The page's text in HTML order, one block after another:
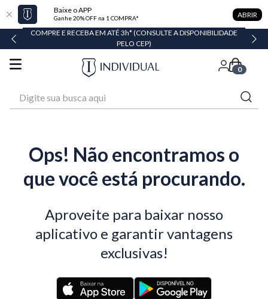
Baixe o APP
Ganhe 20% OFF na 1 COMPRA* ABRIR
COMPRE E RECEBA EM ATÉ 3h* (CONSULTE A DISPONIBILIDADE
PELO CEP)
0
Ops! Não encontramos o
que você está procurando.
Aproveite para baixar nosso
aplicativo e garantir vantagens
exclusivas!